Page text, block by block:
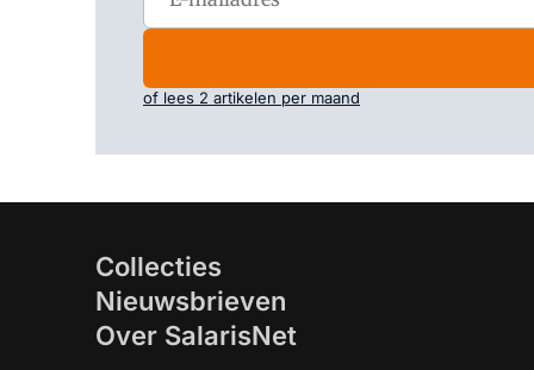
of lees 2 artikelen per maand
Collecties
Nieuwsbrieven
Over SalarisNet